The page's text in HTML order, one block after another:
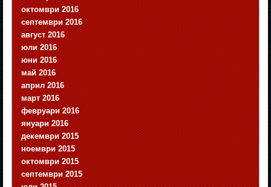
октомври 2016
септември 2016
август 2016
юли 2016
юни 2016
май 2016
април 2016
март 2016
февруари 2016
януари 2016
декември 2015
ноември 2015
октомври 2015
септември 2015